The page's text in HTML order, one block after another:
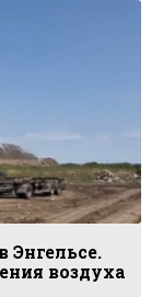
Энгельсе.
воздуха